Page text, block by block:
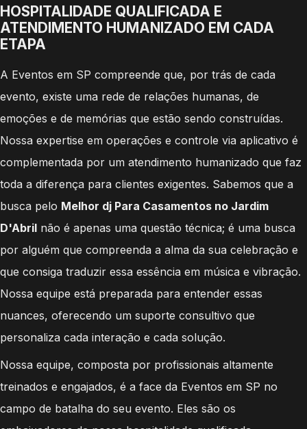
HOSPITALIDADE QUALIFICADA E
ATENDIMENTO HUMANIZADO EM CADA
ETAPA
A Eventos em SP compreende que, por trás de cada
evento, existe uma rede de relações humanas, de
emoções e de memórias que estão sendo construídas.
Nossa expertise em operações e controle via aplicativo é
complementada por um atendimento humanizado que faz
toda a diferença para clientes exigentes. Sabemos que a
busca pelo Melhor dj Para Casamentos no Jardim
D'Abril não é apenas uma questão técnica; é uma busca
por alguém que compreenda a alma da sua celebração e
que consiga traduzir essa essência em música e vibração.
Nossa equipe está preparada para entender essas
nuances, oferecendo um suporte consultivo que
personaliza cada interação e cada solução.
Nossa equipe, composta por profissionais altamente
treinados e engajados, é a face da Eventos em SP no
campo de batalha do seu evento. Eles são os